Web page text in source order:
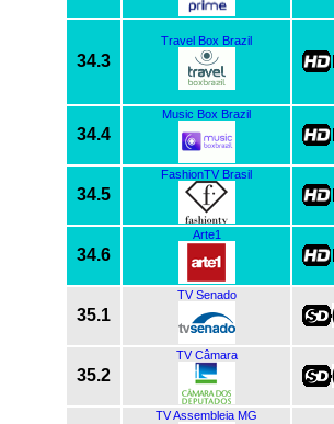
34.3
Travel Box Brazil
34.4
Music Box Brazil
34.5
FashionTV Brasil
34.6
Arte1
35.1
TV Senado
35.2
TV Câmara
TV Assembleia MG